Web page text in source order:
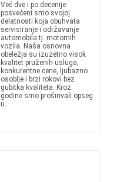
Već dve i po decenije
posvećeni smo svojoj
delatnosti koja obuhvata
servisiranje i održavanje
automobila tj. motornih
vozila. Naša osnovna
obeležja su izuzetno visok
kvalitet pruženih usluga,
konkurentne cene, ljubazno
osoblje i brzi rokovi bez
gubitka kvaliteta. Kroz
godine smo proširivali opseg
u...